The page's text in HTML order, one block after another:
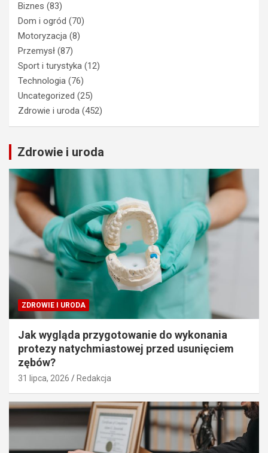
Biznes (83)
Dom i ogród (70)
Motoryzacja (8)
Przemysł (87)
Sport i turystyka (12)
Technologia (76)
Uncategorized (25)
Zdrowie i uroda (452)
Zdrowie i uroda
ZDROWIE I URODA
Jak wygląda przygotowanie do wykonania
protezy natychmiastowej przed usunięciem
zębów?
31 lipca, 2026 Redakcja